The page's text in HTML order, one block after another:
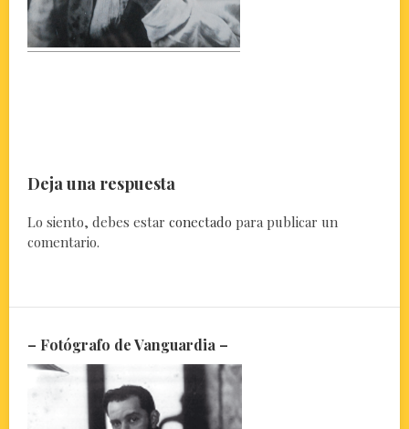
Deja una respuesta
Lo siento, debes estar conectado para publicar un
comentario.
– Fotógrafo de Vanguardia –